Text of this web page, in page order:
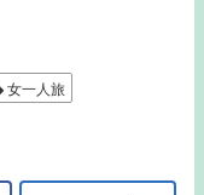
女一人旅